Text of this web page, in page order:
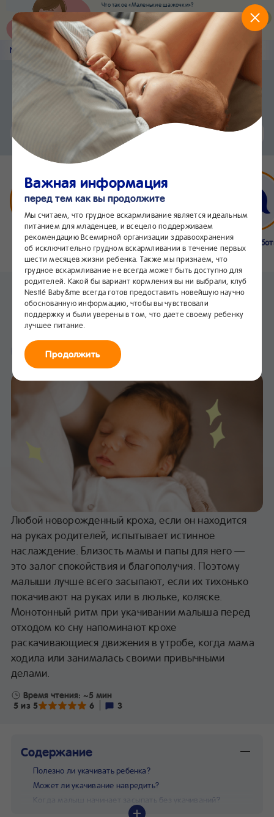
Что такое «Маленькие шажочки»?
Наш новый суперсервис для отслеживания
развития вашего малыша
Попробовать сейчас
Nestlé Baby &me Статьи
Приложение Nestlé Baby&me
Еще быстрее и удобнее
Установить
Чат24/7
Бейбимания Что нового
Интернет-
магазин
Линия
24/7
Укачивание ребенка перед
сном
Здоровье
Любой новорожденный кроха, если он находится
на руках родителей, испытывает истинное
наслаждение. Близость мамы и папы для него —
это залог спокойствия и благополучия. Поэтому
малыши лучше всего засыпают, если их тихонько
покачивают на руках или в люльке, коляске.
Монотонный ритм при укачивании малыша перед
отходом ко сну напоминают крохе
раскачивающиеся движения в утробе, когда мама
ходила или занималась своими привычными
делами.
Время чтения: ~5 мин
5 из 5
6 3
Содержание
Полезно ли укачивать ребенка?
Может ли укачивание навредить?
Когда малыш начинает засыпать без укачиваний?
Как отучить ребенка от укачиваний перед сном
Важная информация
перед тем как вы продолжите
Мы считаем, что грудное вскармливание является идеальным
питанием для младенцев, и всецело поддерживаем
рекомендацию Всемирной организации здравоохранения
об исключительно грудном вскармливании в течение первых
шести месяцев жизни ребенка. Также мы признаем, что
грудное вскармливание не всегда может быть доступно для
родителей. Какой бы вариант кормления вы ни выбрали, клуб
Nestlé Baby&me всегда готов предоставить новейшую научно
обоснованную информацию, чтобы вы чувствовали
поддержку и были уверены в том, что даете своему ребенку
лучшее питание.
Продолжить